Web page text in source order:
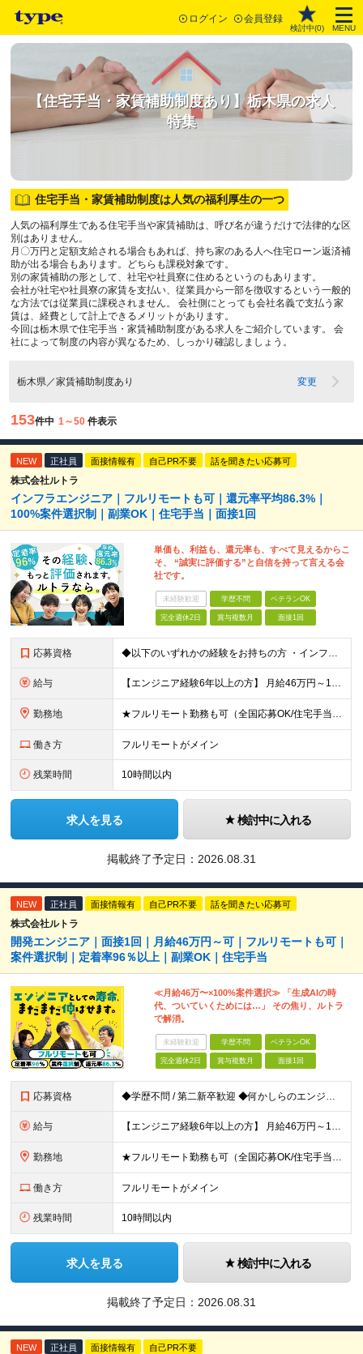
ログイン 会員登録
検討中(0) MENU
【住宅手当・家賃補助制度あり】栃木県の求人
特集
住宅手当・家賃補助制度は人気の福利厚生の一つ
人気の福利厚生である住宅手当や家賃補助は、呼び名が違うだけで法律的な区
別はありません。
月〇万円と定額支給される場合もあれば、持ち家のある人へ住宅ローン返済補
助が出る場合もあります。どちらも課税対象です。
別の家賃補助の形として、社宅や社員寮に住めるというのもあります。
会社が社宅や社員寮の家賃を支払い、従業員から一部を徴収するという一般的
な方法では従業員に課税されません。 会社側にとっても会社名義で支払う家
賃は、経費として計上できるメリットがあります。
今回は栃木県で住宅手当・家賃補助制度がある求人をご紹介しています。 会
社によって制度の内容が異なるため、しっかり確認しましょう。
栃木県／家賃補助制度あり 変更
153件中 1～50 件表示
NEW 正社員 面接情報有 自己PR不要 話を聞きたい応募可
株式会社ルトラ
インフラエンジニア｜フルリモートも可｜還元率平均86.3%｜
100%案件選択制｜副業OK｜住宅手当｜面接1回
単価も、利益も、還元率も、すべて見えるからこ
そ、 “誠実に評価する”と自信を持って言える会
社です。
未経験歓迎 学歴不問 ベテランOK
完全週休2日 賞与複数月 面接1回
応募資格 ◆以下のいずれかの経験をお持ちの方 ・インフラ設計・構築の実務経験（オンプレ/クラウドどちらもOK） ・クラウド環境下での運用保守に関する実務経験 ◆学歴不問 ＜こんな方は特に歓迎します＞ ◎これま
給与 【エンジニア経験6年以上の方】 月給46万円～100万円（固定残業代含む） ※上記月給には月30時間分の固定残業代（月8万7,400円～月19万円）を含む。超過分は全額支給。 【エンジニア経験4年以
勤務地 ★フルリモート勤務も可（全国応募OK/住宅手当を支給します） ※案件によって常駐が必要になる場合があります。 ※希望がない限り、転勤はありません ※U・Iターン歓迎 ★ルトラの社員は全国各地で活躍中
働き方 フルリモートがメイン
残業時間 10時間以内
求人を見る 検討中に入れる
掲載終了予定日： 2026.08.31
NEW 正社員 面接情報有 自己PR不要 話を聞きたい応募可
株式会社ルトラ
開発エンジニア｜面接1回｜月給46万円～可｜フルリモートも可｜
案件選択制｜定着率96％以上｜副業OK｜住宅手当
≪月給46万〜×100%案件選択≫ 「生成AIの時
代、ついていくためには…」 その焦り、ルトラ
で解消。
未経験歓迎 学歴不問 ベテランOK
完全週休2日 賞与複数月 面接1回
応募資格 ◆学歴不問 / 第二新卒歓迎 ◆何かしらのエンジニア経験をお持ちの方 （言語・期間・フェーズ不問） 経験浅めの方も遠慮なくご応募ください！ ■入社前Q＆A ────── ◎実力に見合った報酬が手に
給与 【エンジニア経験6年以上の方】 月給46万円～100万円（固定残業代含む） ※上記月給には月30時間分の固定残業代（月8万7,400円～月19万円）を含む。超過分は全額支給。 【エンジニア経験4年以
勤務地 ★フルリモート勤務も可（全国応募OK/住宅手当を支給します） ※案件によって常駐が必要になる場合があります。 ※希望がない限り、転勤はありません ※U・Iターン歓迎 ★ルトラの社員は全国各地で活躍中
働き方 フルリモートがメイン
残業時間 10時間以内
求人を見る 検討中に入れる
掲載終了予定日： 2026.08.31
NEW 正社員 面接情報有 自己PR不要